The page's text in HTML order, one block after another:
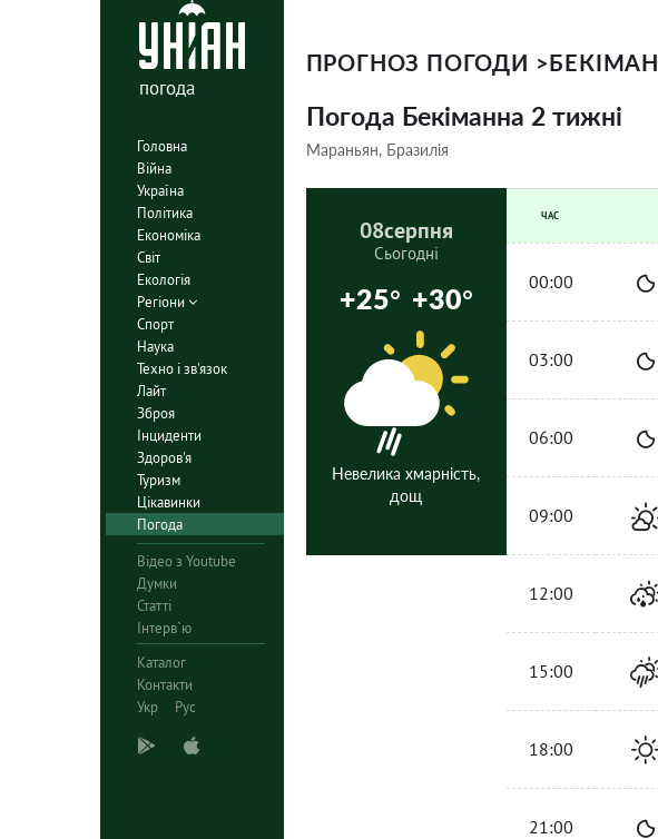
погода
Головна
Війна
Україна
Політика
Економіка
Світ
Екологія
Регіони
Спорт
Наука
Техно і зв'язок
Лайт
Зброя
Інциденти
Здоров'я
Туризм
Цікавинки
Погода
Відео з Youtube
Думки
Статті
Інтерв`ю
Каталог
Контакти
Укр
Рус
ПРОГНОЗ ПОГОДИ >БЕКІМАН
Погода Бекіманна 2 тижні
Мараньян, Бразилія
08серпня
Сьогодні
+25° +30°
Невелика хмарність,
дощ
ЧАС
00:00
03:00
06:00
09:00
12:00
15:00
18:00
21:00